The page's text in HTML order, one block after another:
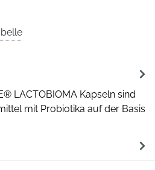
LACTOBIOMA Kapseln sind
mit Probiotika auf der Basis